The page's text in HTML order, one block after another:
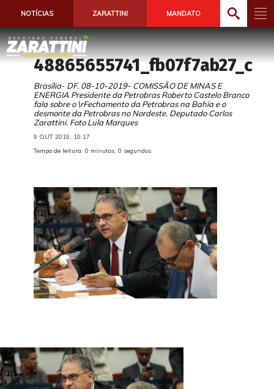
NOTÍCIAS ZARATTINI MANDATO
48865655741_fb07f7ab27_c
Brasília- DF. 08-10-2019- COMISSÃO DE MINAS E
ENERGIA Presidente da Petrobras Roberto Castelo Branco
fala sobre o \rFechamento da Petrobras na Bahia e o
desmonte da Petrobras no Nordeste. Deputado Carlos
Zarattini. Foto Lula Marques
9 OUT 2019, 10:17
Tempo de leitura: 0 minutos, 0 segundos